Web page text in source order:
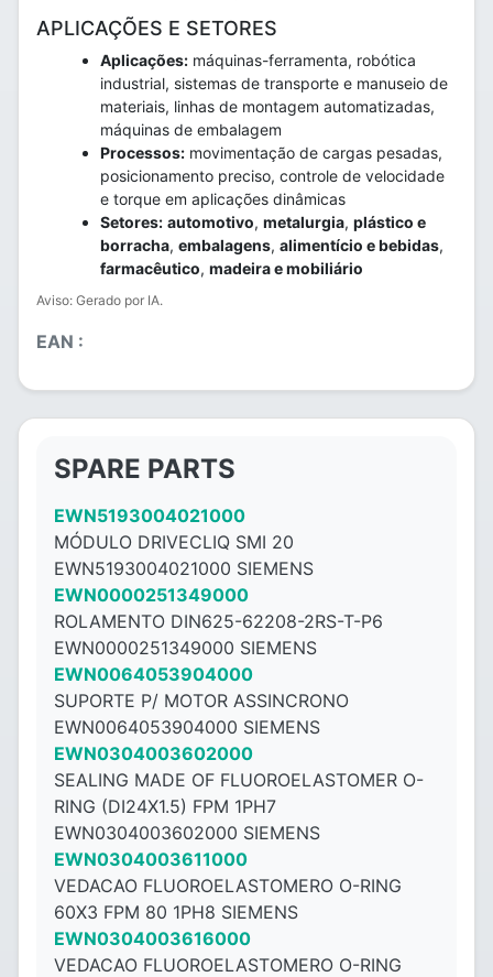
APLICAÇÕES E SETORES
Aplicações: máquinas-ferramenta, robótica
industrial, sistemas de transporte e manuseio de
materiais, linhas de montagem automatizadas,
máquinas de embalagem
Processos: movimentação de cargas pesadas,
posicionamento preciso, controle de velocidade
e torque em aplicações dinâmicas
Setores: automotivo, metalurgia, plástico e
borracha, embalagens, alimentício e bebidas,
farmacêutico, madeira e mobiliário
Aviso: Gerado por IA.
EAN :
SPARE PARTS
EWN5193004021000
MÓDULO DRIVECLIQ SMI 20
EWN5193004021000 SIEMENS
EWN0000251349000
ROLAMENTO DIN625-62208-2RS-T-P6
EWN0000251349000 SIEMENS
EWN0064053904000
SUPORTE P/ MOTOR ASSINCRONO
EWN0064053904000 SIEMENS
EWN0304003602000
SEALING MADE OF FLUOROELASTOMER O-
RING (DI24X1.5) FPM 1PH7
EWN0304003602000 SIEMENS
EWN0304003611000
VEDACAO FLUOROELASTOMERO O-RING
60X3 FPM 80 1PH8 SIEMENS
EWN0304003616000
VEDACAO FLUOROELASTOMERO O-RING